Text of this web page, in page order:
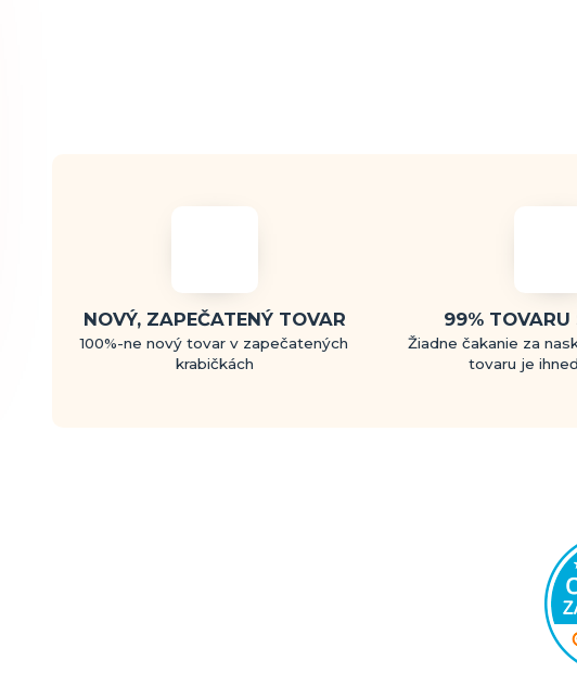
NOVÝ, ZAPEČATENÝ TOVAR
100%-ne nový tovar v zapečatených
krabičkách
99% TOVARU
Žiadne čakanie za
tovaru je